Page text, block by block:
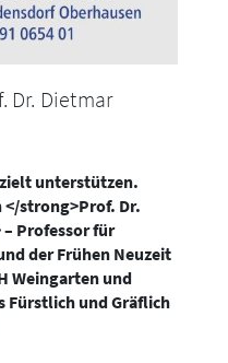
Dr. Dietmar
unterstützen.
strong>Prof. Dr.
Professor für
der Frühen Neuzeit
Weingarten und
Fürstlich und Gräflich